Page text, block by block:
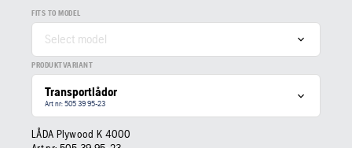
FITS TO MODEL
Select model
PRODUKTVARIANT
Transportlådor
Art nr: 505 39 95‑23
LÅDA Plywood K 4000